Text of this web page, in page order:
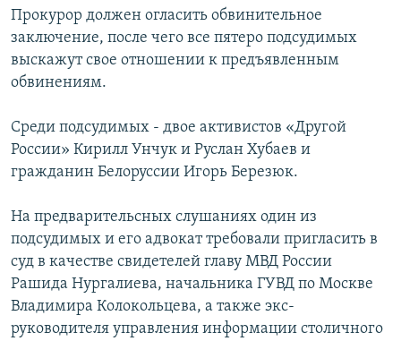
English
Все сайты Радио Азатутюн
Прокурор должен огласить обвинительное
заключение, после чего все пятеро подсудимых
выскажут свое отношении к предъявленным
обвинениям.
Среди подсудимых - двое активистов «Другой
России» Кирилл Унчук и Руслан Хубаев и
гражданин Белоруссии Игорь Березюк.
На предварительсных слушаниях один из
подсудимых и его адвокат требовали пригласить в
суд в качестве свидетелей главу МВД России
Рашида Нургалиева, начальника ГУВД по Москве
Владимира Колокольцева, а также экс-
руководителя управления информации столичного